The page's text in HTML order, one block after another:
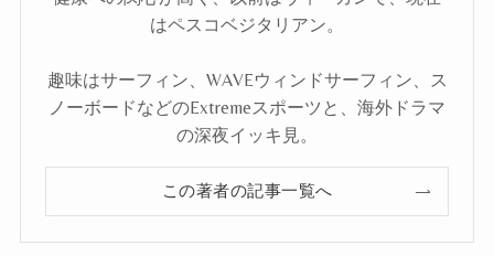
はペスコベジタリアン。
趣味はサーフィン、WAVEウィンドサーフィン、ス
ノーボードなどのExtremeスポーツと、海外ドラマ
の深夜イッキ見。
この著者の記事一覧へ